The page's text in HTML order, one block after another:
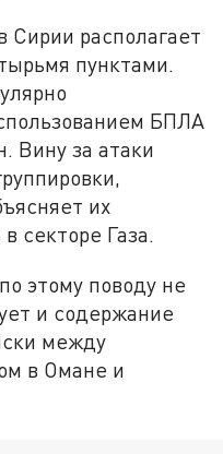
Сирии располагает
пунктами.
БПЛА
Вину за атаки
их
секторе Газа.
этому поводу не
и содержание
между
в Омане и